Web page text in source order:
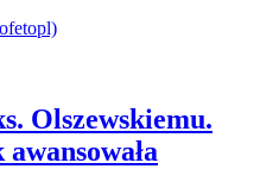
Olszewskiemu.